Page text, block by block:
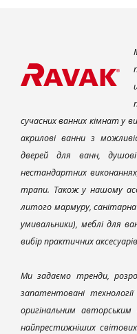
сучасних ванних кімнат у
акрилові ванни з
дверей для ванн,
нестандартних
трапи. Також у нашому
литого мармуру, санітарна
умивальники), меблі для
вибір практичних
Ми задаємо тренди,
запатентовані
оригінальним
найпрестижніших